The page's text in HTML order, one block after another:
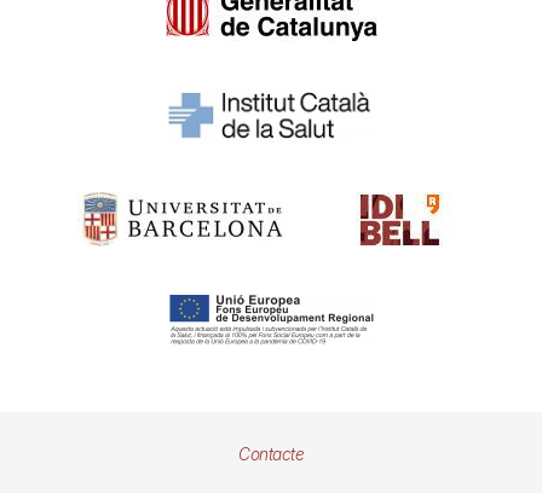
Contacte